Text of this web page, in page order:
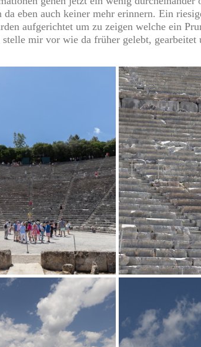
da eben auch keiner mehr erinnern. Ein
aufgerichtet um zu zeigen welche ein
stelle mir vor wie da früher gelebt, gearbeitet